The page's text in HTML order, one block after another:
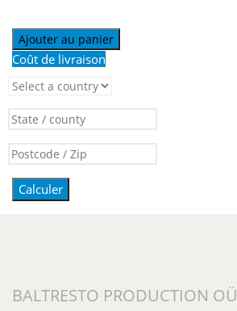
Ajouter au panier
Coût de livraison
Calculer
BALTRESTO PRODUCTION OÜ